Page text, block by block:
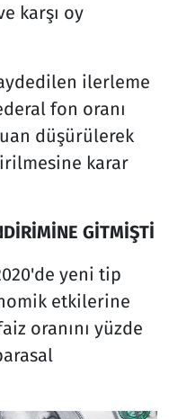
karşı oy
ilerleme
fon oranı
düşürülerek
karar
GİTMİŞTİ
yeni tip
etkilerine
oranını yüzde